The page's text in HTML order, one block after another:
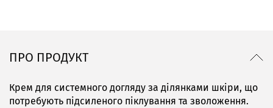
ПРО ПРОДУКТ
Крем для системного догляду за ділянками шкіри, що
потребують підсиленого піклування та зволоження.